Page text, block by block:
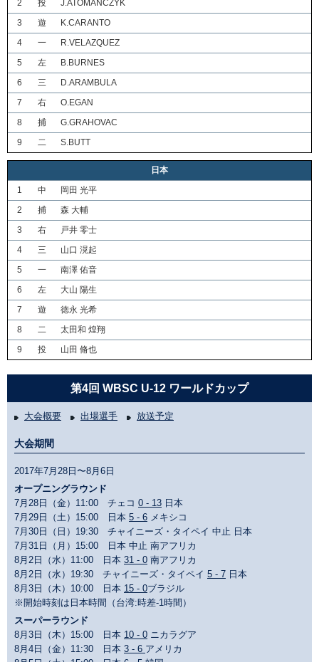
2 投
J.ATOMANCZYK
3
遊
K.CARANTO
4
一
R.VELAZQUEZ
5
左
B.BURNES
6
三
D.ARAMBULA
7
右
O.EGAN
8
捕
G.GRAHOVAC
9
二 S.BUTT
日本
1
中
岡田 光平
2
捕
森 大輔
3
右
戸井 零士
4
三
山口 滉起
5
一
南澤 佑音
6
左
大山 陽生
7
遊
徳永 光希
8
二
太田和 煌翔
9
投 山田 脩也
第4回 WBSC U-12 ワールドカップ
大会概要 出場選手 放送予定
大会期間
2017年7月28日〜8月6日
オープニングラウンド
7月28日（金）11:00 チェコ 0 - 13 日本
7月29日（土）15:00 日本 5 - 6 メキシコ
7月30日（日）19:30 チャイニーズ・タイペイ 中止 日本
7月31日（月）15:00 日本 中止 南アフリカ
8月2日（水）11:00 日本 31 - 0 南アフリカ
8月2日（水）19:30 チャイニーズ・タイペイ 5 - 7 日本
8月3日（木）10:00 日本 15 - 0ブラジル
※開始時刻は日本時間（台湾:時差-1時間）
スーパーラウンド
8月3日（木）15:00 日本 10 - 0 ニカラグア
8月4日（金）11:30 日本 3 - 6 アメリカ